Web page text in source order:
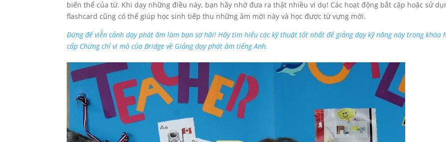
biến thể của từ. Khi dạy những điều này, bạn hãy nhớ đưa ra thật nhiều ví dụ! Các hoạt động bắt cặp hoặc sử
flashcard cũng có thể giúp học sinh tiếp thu những âm mới này và học được từ vựng mới.
Đừng để viễn cảnh dạy phát âm làm bạn sợ hãi! Hãy tìm hiểu các kỹ thuật tốt nhất để giảng dạy kỹ năng này trong khóa
cấp Chứng chỉ vi mô của Bridge về Giảng dạy phát âm tiếng Anh.